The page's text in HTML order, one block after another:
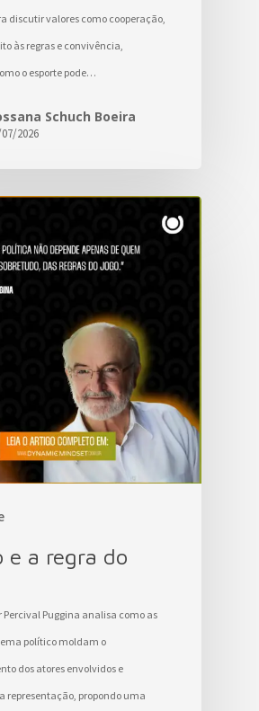
discutir valores como cooperação,
às regras e convivência,
o esporte pode…
Schuch Boeira
2026
e a regra do
Puggina analisa como as
político moldam o
dos atores envolvidos e
representação, propondo uma